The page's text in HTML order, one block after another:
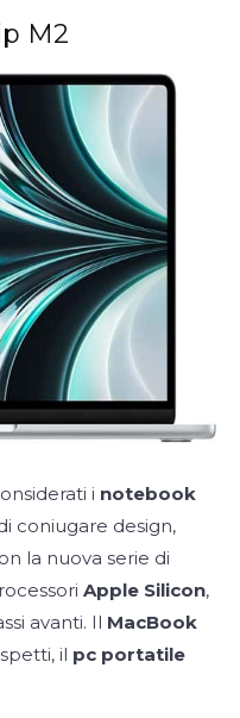
M2
i notebook
coniugare design,
la nuova serie di
Apple Silicon,
avanti. Il MacBook
il pc portatile